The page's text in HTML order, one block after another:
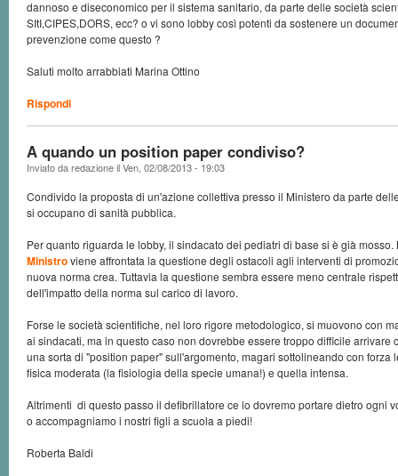
dannoso e diseconomico per il sistema sanitario, da parte delle società
SItI,CIPES,DORS, ecc? o vi sono lobby così potenti da sostenere un
prevenzione come questo ?
Saluti molto arrabbiati Marina Ottino
Rispondi
A quando un position paper condiviso?
Inviato daredazioneilVen, 02/08/2013 - 19:03
Condivido la proposta di un'azione collettiva presso il Ministero da parte
si occupano di sanità pubblica.
Per quanto riguarda le lobby, il sindacato dei pediatri di base si è già mosso.
Ministroviene affrontata la questione degli ostacoli agli interventi di
nuova norma crea. Tuttavia la questione sembra essere meno centrale
dell'impatto della norma sul carico di lavoro.
Forse le società scientifiche, nel loro rigore metodologico, si muovono con
ai sindacati, ma in questo caso non dovrebbe essere troppo difficile arrivare
una sorta di "position paper" sull'argomento, magari sottolineando con forza
fisica moderata (la fisiologia della specie umana!) e quella intensa.
Altrimenti di questo passo il defibrillatore ce lo dovremo portare dietro ogni
o accompagniamo i nostri figli a scuola a piedi!
Roberta Baldi